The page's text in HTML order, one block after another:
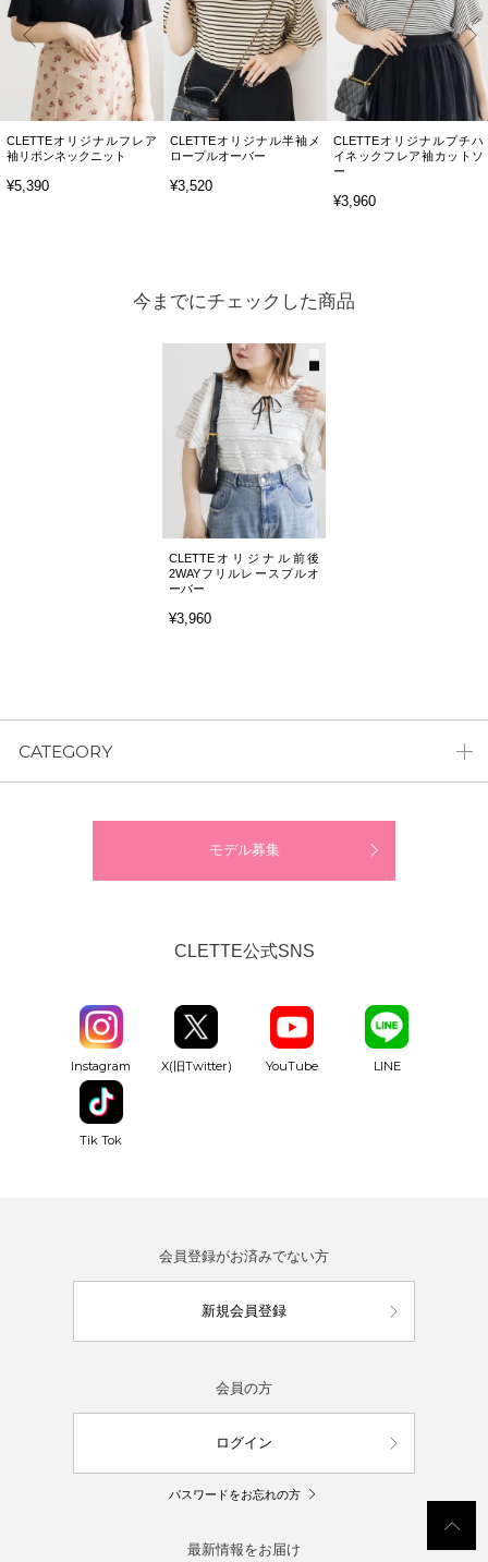
CLETTEオリジナルフレア
袖リボンネックニット
¥5,390
CLETTEオリジナル半袖メ
ロープルオーバー
¥3,520
CLETTEオリジナルプチハ
イネックフレア袖カットソ
ー
¥3,960
今までにチェックした商品
CLETTEオリジナル前後
2WAYフリルレースプルオ
ーバー
¥3,960
CATEGORY
モデル募集
CLETTE公式SNS
Instagram X(旧Twitter) YouTube LINE
Tik Tok
会員登録がお済みでない方
新規会員登録
会員の方
ログイン
パスワードをお忘れの方
最新情報をお届け